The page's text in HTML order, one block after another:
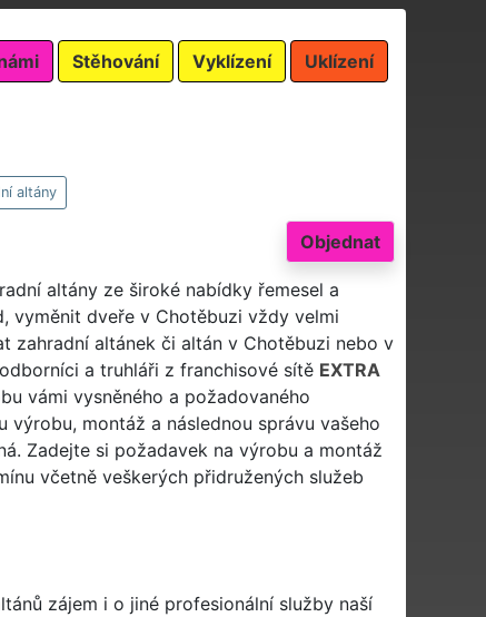
Stěhování Vyklízení Uklízení
altány
Objednat
altány ze široké nabídky řemesel a
vyměnit dveře v Chotěbuzi vždy velmi
zahradní altánek či altán v Chotěbuzi nebo v
a truhláři z franchisové sítě EXTRA
vámi vysněného a požadovaného
výrobu, montáž a následnou správu vašeho
Zadejte si požadavek na výrobu a montáž
včetně veškerých přidružených služeb
zájem i o jiné profesionální služby naší